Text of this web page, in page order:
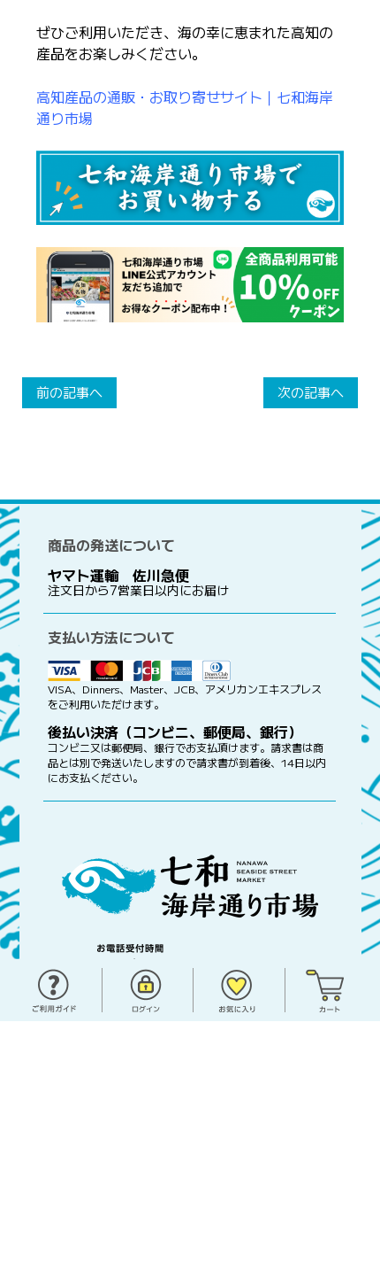
ぜひご利用いただき、海の幸に恵まれた高知の
産品をお楽しみください。
高知産品の通販・お取り寄せサイト｜七和海岸
通り市場
前の記事へ 次の記事へ
商品の発送について
ヤマト運輸 佐川急便
注文日から7営業日以内にお届け
支払い方法について
VISA、Dinners、Master、JCB、アメリカンエキスプレス
をご利用いただけます。
後払い決済（コンビニ、郵便局、銀行）
コンビニ又は郵便局、銀行でお支払頂けます。請求書は商
品とは別で発送いたしますので請求書が到着後、14日以内
にお支払ください。